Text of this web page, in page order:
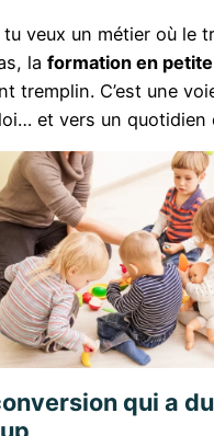
veux un métier où le
la formation en
tremplin. C’est une
et vers un quotidien
qui a